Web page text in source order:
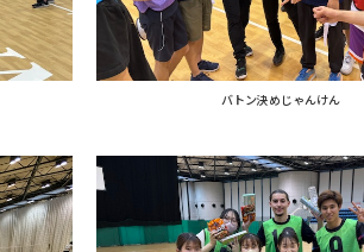
バトン決めじゃんけん